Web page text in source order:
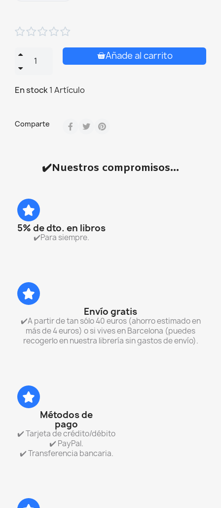

Añade al carrito
En stock1 Artículo
Comparte
✔️Nuestros compromisos...
5% de dto. en libros
✔️Para siempre.
Envío gratis
✔️A partir de tan sólo 40 euros (ahorro estimado en
más de 4 euros) o si vives en Barcelona (puedes
recogerlo en nuestra librería sin gastos de envío).
Métodos de
pago
✔️ Tarjeta de crédito/débito
✔️ PayPal.
✔️ Transferencia bancaria.